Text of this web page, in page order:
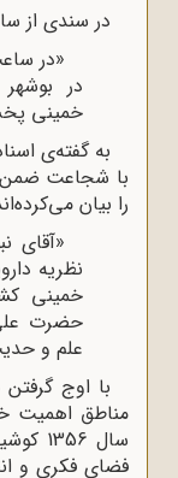
در سندی از
در
خمینی
به گفته‌ی
با شجاعت ضمن
را بیان
«آقای
نظریه
خمینی
حضرت
علم و
با اوج
مناطق اهمیت
سال
فضای فکری و